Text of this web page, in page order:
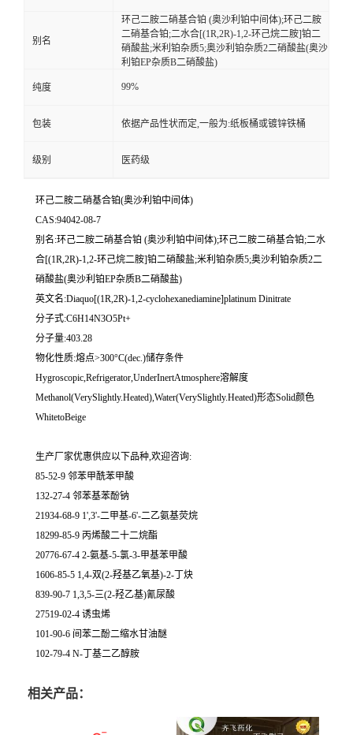
别名
环己二胺二硝基合铂 (奥沙利铂中间体);环己二胺
二硝基合铂;二水合[(1R,2R)-1,2-环己烷二胺]铂二
硝酸盐;米利铂杂质5;奥沙利铂杂质2二硝酸盐(奥沙
利铂EP杂质B二硝酸盐)
纯度 99%
包装 依据产品性状而定,一般为:纸板桶或镀锌铁桶
级别 医药级
环己二胺二硝基合铂(奥沙利铂中间体)
CAS:94042-08-7
别名:环己二胺二硝基合铂 (奥沙利铂中间体);环己二胺二硝基合铂;二水
合[(1R,2R)-1,2-环己烷二胺]铂二硝酸盐;米利铂杂质5;奥沙利铂杂质2二
硝酸盐(奥沙利铂EP杂质B二硝酸盐)
英文名:Diaquo[(1R,2R)-1,2-cyclohexanediamine]platinum Dinitrate
分子式:C6H14N3O5Pt+
分子量:403.28
物化性质:熔点>300°C(dec.)储存条件
Hygroscopic,Refrigerator,UnderInertAtmosphere溶解度
Methanol(VerySlightly.Heated),Water(VerySlightly.Heated)形态Solid颜色
WhitetoBeige
生产厂家优惠供应以下品种,欢迎咨询:
85-52-9 邻苯甲酰苯甲酸
132-27-4 邻苯基苯酚钠
21934-68-9 1',3'-二甲基-6'-二乙氨基荧烷
18299-85-9 丙烯酸二十二烷酯
20776-67-4 2-氨基-5-氯-3-甲基苯甲酸
1606-85-5 1,4-双(2-羟基乙氧基)-2-丁炔
839-90-7 1,3,5-三(2-羟乙基)氰尿酸
27519-02-4 诱虫烯
101-90-6 间苯二酚二缩水甘油醚
102-79-4 N-丁基二乙醇胺
相关产品：